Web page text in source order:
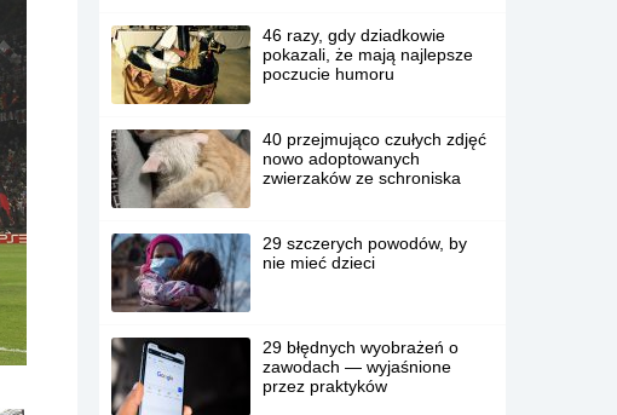
46 razy, gdy dziadkowie
pokazali, że mają najlepsze
poczucie humoru
40 przejmująco czułych zdjęć
nowo adoptowanych
zwierzaków ze schroniska
29 szczerych powodów, by
nie mieć dzieci
29 błędnych wyobrażeń o
zawodach — wyjaśnione
przez praktyków